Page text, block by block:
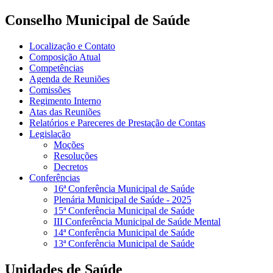
Conselho Municipal de Saúde
Localização e Contato
Composição Atual
Competências
Agenda de Reuniões
Comissões
Regimento Interno
Atas das Reuniões
Relatórios e Pareceres de Prestação de Contas
Legislação
Moções
Resoluções
Decretos
Conferências
16ª Conferência Municipal de Saúde
Plenária Municipal de Saúde - 2025
15ª Conferência Municipal de Saúde
III Conferência Municipal de Saúde Mental
14ª Conferência Municipal de Saúde
13ª Conferência Municipal de Saúde
Unidades de Saúde